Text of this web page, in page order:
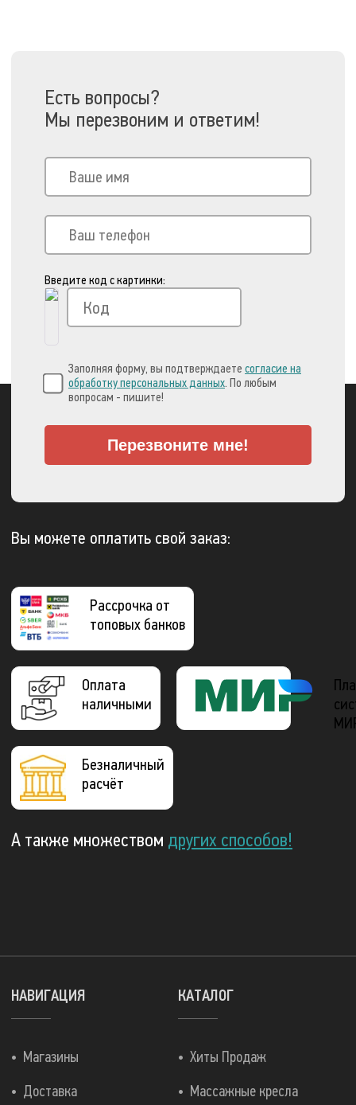
Есть вопросы?
Мы перезвоним и ответим!
Введите код с картинки:
Заполняя форму, вы подтверждаете согласие на
обработку персональных данных. По любым
вопросам - пишите!
Перезвоните мне!
Вы можете оплатить свой заказ:
Рассрочка от
топовых банков
Оплата
наличными
Безналичный
расчёт
А также множеством других способов!
КАТАЛОГ
Хиты Продаж
Массажные кресла
НАВИГАЦИЯ
Магазины
Доставка